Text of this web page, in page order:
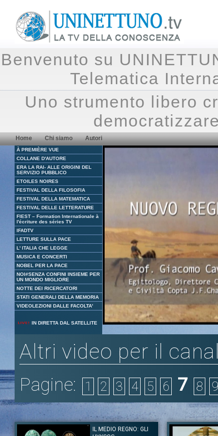
Benvenuto su
Telematica
Uno strumento libero
Home Chi siamo Autori
À PREMIÈRE VUE
COLLANE D'AUTORE
ERA LA RAI- ALLE ORIGINI DEL
SERVIZIO PUBBLICO
ETOILES NOIRES
FESTIVAL DELLA FILOSOFIA
FESTIVAL DELLA MATEMATICA
FESTIVAL DELLE LETTERATURE
FIEST – Formation Internationale à
l'écriture des séries TV
IFADTV
LETTURE SULLA PACE
L' ITALIA CHE LEGGE
MUSICA E CONCERTI
NOBEL PER LA PACE
NOI#SENZA CONFINI INSIEME PER
UN MONDO MIGLIORE
NOTTE DEI RICERCATORI
STATI GENERALI DELLA MEMORIA
VIDEOLEZIONI DALLE FACOLTA'
IN DIRETTA DAL SATELLITE
Unmute Loaded
3.89%
Altri video per il
Pagine: 1 2 3 4 5 6 7 8 9
IL MEDIO REGNO: GLI